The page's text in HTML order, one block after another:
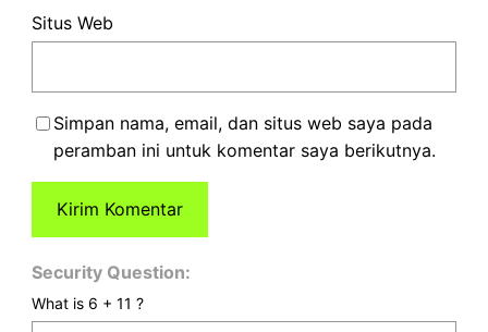
Situs Web
Simpan nama, email, dan situs web saya pada
peramban ini untuk komentar saya berikutnya.
Security Question:
What is 6 + 11 ?